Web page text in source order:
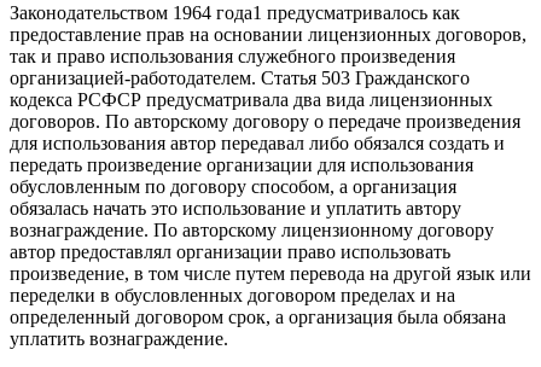
Законодательством 1964 года1 предусматривалось как
предоставление прав на основании лицензионных договоров,
так и право использования служебного произведения
организацией-работодателем. Статья 503 Гражданского
кодекса РСФСР предусматривала два вида лицензионных
договоров. По авторскому договору о передаче произведения
для использования автор передавал либо обязался создать и
передать произведение организации для использования
обусловленным по договору способом, а организация
обязалась начать это использование и уплатить автору
вознаграждение. По авторскому лицензионному договору
автор предоставлял организации право использовать
произведение, в том числе путем перевода на другой язык или
переделки в обусловленных договором пределах и на
определенный договором срок, а организация была обязана
уплатить вознаграждение.